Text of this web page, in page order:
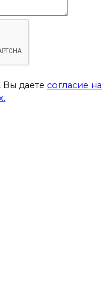
Вы даете согласие на